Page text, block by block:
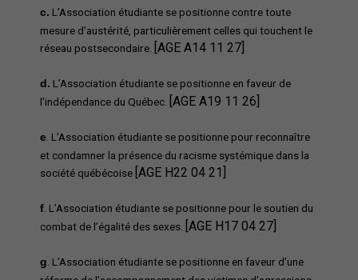
c. L’Association étudiante se positionne contre toute
mesure d’austérité, particulièrement celles qui touchent le
réseau postsecondaire.
[AGE A14 11 27]
d. L’Association étudiante se positionne en faveur de
l’indépendance du Québec.
[AGE A19 11 26]
e . L’Association étudiante se positionne pour reconnaître
et condamner la présence du racisme systémique dans la
société québécoise [AGE H22 04 21]
f . L’Association étudiante se positionne pour le soutien du
combat de l’égalité des sexes.
[AGE H17 04 27]
g . L’Association étudiante se positionne en faveur d’une